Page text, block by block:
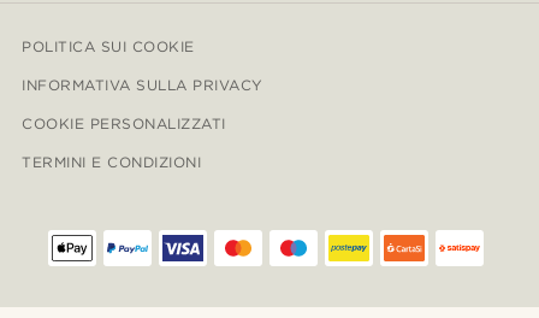
POLITICA SUI COOKIE
INFORMATIVA SULLA PRIVACY
COOKIE PERSONALIZZATI
TERMINI E CONDIZIONI